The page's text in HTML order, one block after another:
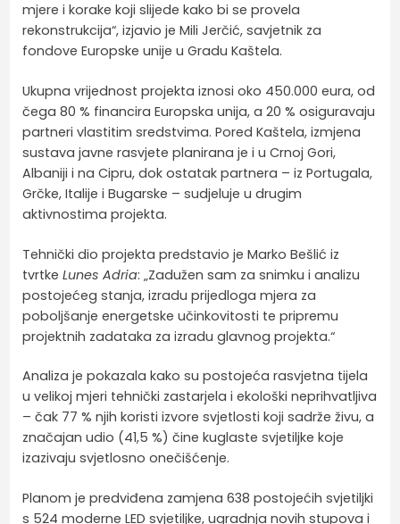
mjere i korake koji slijede kako bi se provela
rekonstrukcija“, izjavio je Mili Jerčić, savjetnik za
fondove Europske unije u Gradu Kaštela.
Ukupna vrijednost projekta iznosi oko 450.000 eura, od
čega 80 % financira Europska unija, a 20 % osiguravaju
partneri vlastitim sredstvima. Pored Kaštela, izmjena
sustava javne rasvjete planirana je i u Crnoj Gori,
Albaniji i na Cipru, dok ostatak partnera – iz Portugala,
Grčke, Italije i Bugarske – sudjeluje u drugim
aktivnostima projekta.
Tehnički dio projekta predstavio je Marko Bešlić iz
tvrtkeLunes Adria: „Zadužen sam za snimku i analizu
postojećeg stanja, izradu prijedloga mjera za
poboljšanje energetske učinkovitosti te pripremu
projektnih zadataka za izradu glavnog projekta.“
Analiza je pokazala kako su postojeća rasvjetna tijela
u velikoj mjeri tehnički zastarjela i ekološki neprihvatljiva
– čak 77 % njih koristi izvore svjetlosti koji sadrže živu, a
značajan udio (41,5 %) čine kuglaste svjetiljke koje
izazivaju svjetlosno onečišćenje.
Planom je predviđena zamjena 638 postojećih svjetiljki
s 524 moderne LED svjetiljke, ugradnja novih stupova i